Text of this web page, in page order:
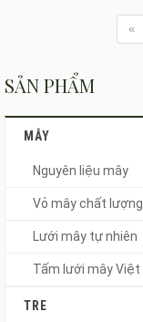
«
SẢN PHẨM
MÂY
Nguyên liệu mây
Vỏ mây chất
Lưới mây tự nhiên
Tấm lưới mây Việt
TRE